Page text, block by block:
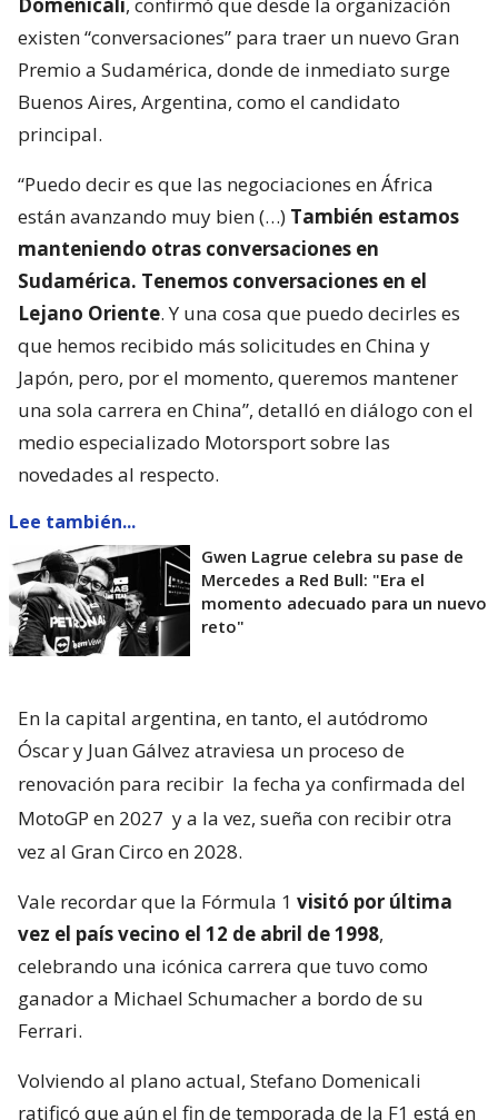
existen “conversaciones” para traer un nuevo Gran
Premio a Sudamérica, donde de inmediato surge
Buenos Aires, Argentina, como el candidato
principal.
“Puedo decir es que las negociaciones en África
están avanzando muy bien (…) También estamos
manteniendo otras conversaciones en
Sudamérica. Tenemos conversaciones en el
Lejano Oriente. Y una cosa que puedo decirles es
que hemos recibido más solicitudes en China y
Japón, pero, por el momento, queremos mantener
una sola carrera en China”, detalló en diálogo con el
medio especializado Motorsport sobre las
novedades al respecto.
Lee también...
Gwen Lagrue celebra su pase de
Mercedes a Red Bull: "Era el
momento adecuado para un nuevo
reto"
En la capital argentina, en tanto, el autódromo
Óscar y Juan Gálvez atraviesa un proceso de
renovación para recibir la fecha ya confirmada del
MotoGP en 2027 y a la vez, sueña con recibir otra
vez al Gran Circo en 2028.
Vale recordar que la Fórmula 1 visitó por última
vez el país vecino el 12 de abril de 1998,
celebrando una icónica carrera que tuvo como
ganador a Michael Schumacher a bordo de su
Ferrari.
Volviendo al plano actual, Stefano Domenicali
ratificó que aún el fin de temporada de la F1 está en